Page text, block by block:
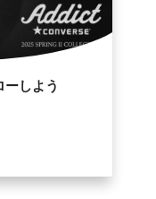
ーしよう